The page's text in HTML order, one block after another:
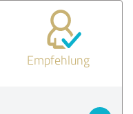
Empfehlung